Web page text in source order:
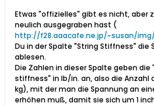
Etwas "offizielles" gibt es nicht, aber
neulich ausgegraben hast (
http://f28.aaacafe.ne.jp/~susan/img/
Du in der Spalte "String Stiffness" die
ablesen.
Die Zahlen in dieser Spalte geben
stiffness" in lb/in. an, also die Anzahl
kg), mit der man die Spannung an
erhöhen muß, damit sie sich um 1